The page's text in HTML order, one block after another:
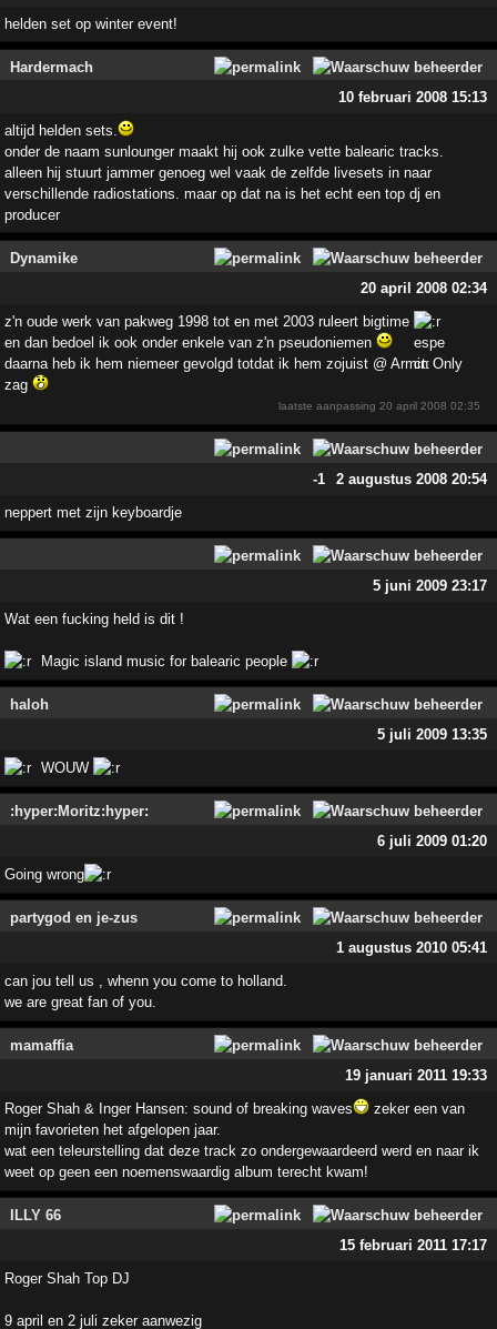
helden set op winter event!
Hardermach
10 februari 2008 15:13
altijd helden sets.
onder de naam sunlounger maakt hij ook zulke vette balearic tracks.
alleen hij stuurt jammer genoeg wel vaak de zelfde livesets in naar
verschillende radiostations. maar op dat na is het echt een top dj en
producer
Dynamike
20 april 2008 02:34
z'n oude werk van pakweg 1998 tot en met 2003 ruleert bigtime
en dan bedoel ik ook onder enkele van z'n pseudoniemen
daarna heb ik hem niemeer gevolgd totdat ik hem zojuist @ Armin Only
zag
laatste aanpassing20 april 2008 02:35
-1 2 augustus 2008 20:54
neppert met zijn keyboardje
5 juni 2009 23:17
Wat een fucking held is dit !
Magic island music for balearic people
haloh
5 juli 2009 13:35
WOUW
:hyper:Moritz:hyper:
6 juli 2009 01:20
Going wrong
partygod en je-zus
1 augustus 2010 05:41
can jou tell us , whenn you come to holland.
we are great fan of you.
mamaffia
19 januari 2011 19:33
Roger Shah & Inger Hansen: sound of breaking waves
zeker een van
mijn favorieten het afgelopen jaar.
wat een teleurstelling dat deze track zo ondergewaardeerd werd en naar ik
weet op geen een noemenswaardig album terecht kwam!
ILLY 66
15 februari 2011 17:17
Roger Shah Top DJ
9 april en 2 juli zeker aanwezig